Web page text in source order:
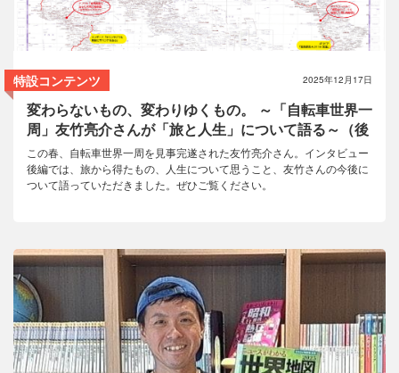
コラム
特設コンテンツ 2025年12月17日
変わらないもの、変わりゆくもの。 ～「自転車世界一
周」友竹亮介さんが「旅と人生」について語る～（後
編）
この春、自転車世界一周を見事完遂された友竹亮介さん。インタビュー
後編では、旅から得たもの、人生について思うこと、友竹さんの今後に
ついて語っていただきました。ぜひご覧ください。